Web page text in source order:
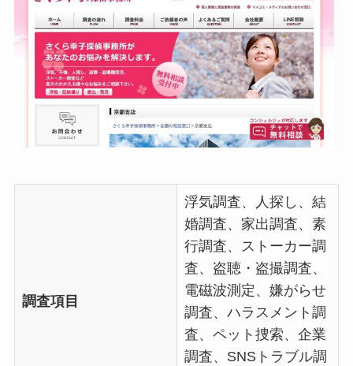
調査項目
浮気調査、人探し、結
婚調査、家出調査、素
行調査、ストーカー調
査、盗聴・盗撮調査、
電磁波測定、嫌がらせ
調査、ハラスメント調
査、ペット捜索、企業
調査、SNSトラブル調